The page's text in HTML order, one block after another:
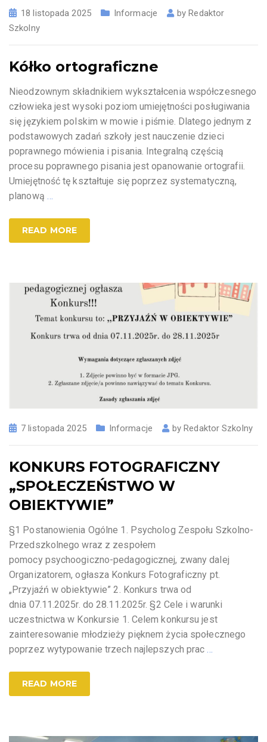
18 listopada 2025 Informacje byRedaktor
Szkolny
Kółko ortograficzne
Nieodzownym składnikiem wykształcenia współczesnego
człowieka jest wysoki poziom umiejętności posługiwania
się językiem polskim w mowie i piśmie. Dlatego jednym z
podstawowych zadań szkoły jest nauczenie dzieci
poprawnego mówienia i pisania. Integralną częścią
procesu poprawnego pisania jest opanowanie ortografii.
Umiejętność tę kształtuje się poprzez systematyczną,
planową …
READ MORE
7 listopada 2025 Informacje byRedaktor Szkolny
KONKURS FOTOGRAFICZNY
„SPOŁECZEŃSTWO W
OBIEKTYWIE”
§1 Postanowienia Ogólne 1. Psycholog Zespołu Szkolno-
Przedszkolnego wraz z zespołem
pomocy psychoogiczno-pedagogicznej, zwany dalej
Organizatorem, ogłasza Konkurs Fotograficzny pt.
„Przyjaźń w obiektywie” 2. Konkurs trwa od
dnia 07.11.2025r. do 28.11.2025r. §2 Cele i warunki
uczestnictwa w Konkursie 1. Celem konkursu jest
zainteresowanie młodzieży pięknem życia społecznego
poprzez wytypowanie trzech najlepszych prac…
READ MORE